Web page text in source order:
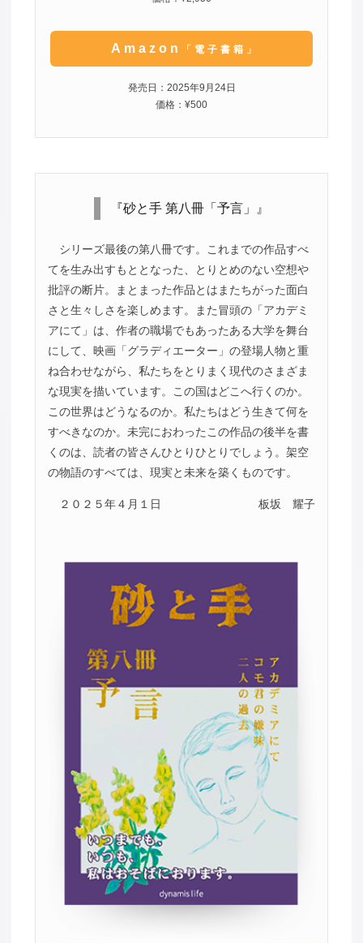
Amazon 「電子書籍」
発売日：2025年9月24日
価格：¥500
『砂と手 第八冊「予言」』
シリーズ最後の第八冊です。これまでの作品すべ
てを生み出すもととなった、とりとめのない空想や
批評の断片。まとまった作品とはまたちがった面白
さと生々しさを楽しめます。また冒頭の「アカデミ
アにて」は、作者の職場でもあったある大学を舞台
にして、映画「グラディエーター」の登場人物と重
ね合わせながら、私たちをとりまく現代のさまざま
な現実を描いています。この国はどこへ行くのか。
この世界はどうなるのか。私たちはどう生きて何を
すべきなのか。未完におわったこの作品の後半を書
くのは、読者の皆さんひとりひとりでしょう。架空
の物語のすべては、現実と未来を築くものです。
２０２５年４月１日 板坂 耀子